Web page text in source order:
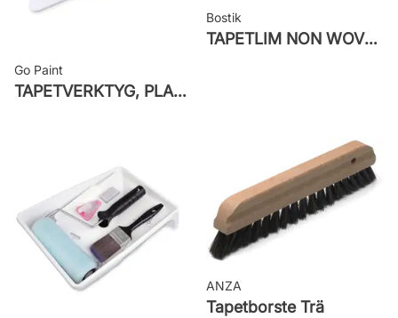
Go Paint
TAPETVERKTYG, PLAST GO PAINT
Bostik
TAPETLIM NON WOVEN
ANZA
Tapetborste Trä